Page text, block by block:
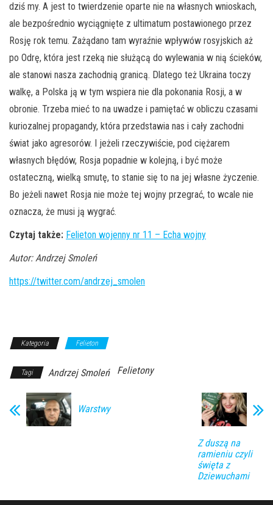
dziś my. A jest to twierdzenie oparte nie na własnych wnioskach,
ale bezpośrednio wyciągnięte z ultimatum postawionego przez
Rosję rok temu. Zażądano tam wyraźnie wpływów rosyjskich aż
po Odrę, która jest rzeką nie służącą do wylewania w nią ścieków,
ale stanowi nasza zachodnią granicą. Dlatego też Ukraina toczy
walkę, a Polska ją w tym wspiera nie dla pokonania Rosji, a w
obronie. Trzeba mieć to na uwadze i pamiętać w obliczu czasami
kuriozalnej propagandy, która przedstawia nas i cały zachodni
świat jako agresorów. I jeżeli rzeczywiście, pod ciężarem
własnych błędów, Rosja popadnie w kolejną, i być może
ostateczną, wielką smutę, to stanie się to na jej własne życzenie.
Bo jeżeli nawet Rosja nie może tej wojny przegrać, to wcale nie
oznacza, że musi ją wygrać.
Czytaj także: Felieton wojenny nr 11 – Echa wojny
Autor: Andrzej Smoleń
https://twitter.com/andrzej_smolen
Kategoria Felieton
Tagi Andrzej Smoleń Felietony
Warstwy
Z duszą na
ramieniu czyli
święta z
Dziewuchami